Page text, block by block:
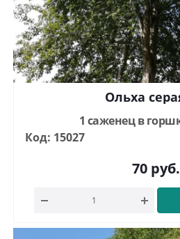
Ольха
1 саженец в
Код: 15027
70руб.